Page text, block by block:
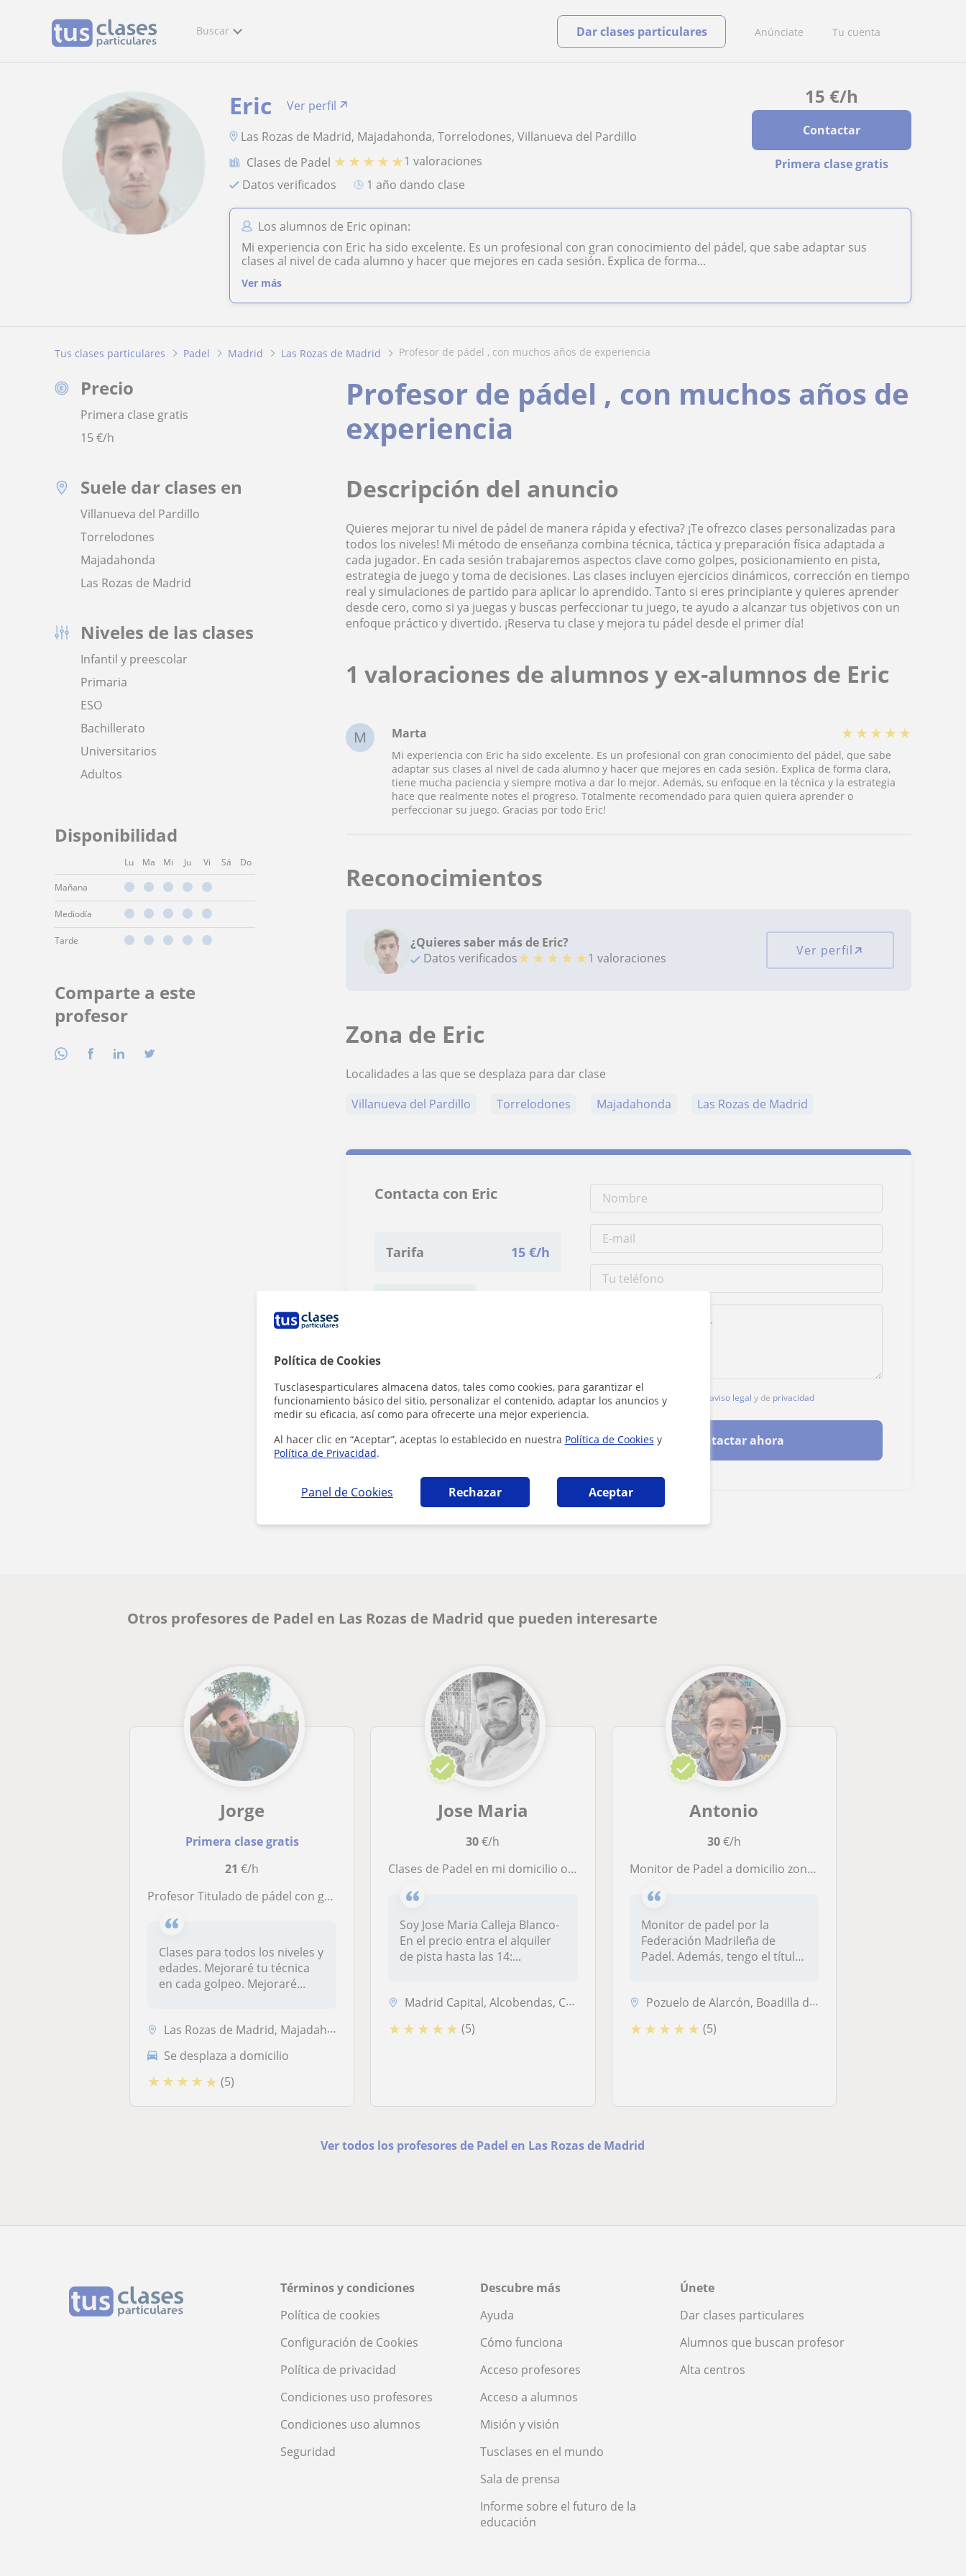
Política de Cookies
Tusclasesparticulares almacena datos, tales como cookies, para garantizar el
funcionamiento básico del sitio, personalizar el contenido, adaptar los anuncios y
medir su eficacia, así como para ofrecerte una mejor experiencia.
Al hacer clic en “Aceptar”, aceptas lo establecido en nuestra Política de Cookies y
Política de Privacidad.
Panel de Cookies Rechazar Aceptar
Buscar Anúnciate Tu cuenta
Dar clases particulares
15 €/h
Contactar
Primera clase gratis
Eric
Ver perfil
Las Rozas de Madrid, Majadahonda, Torrelodones, Villanueva del Pardillo
Clases de Padel ★ ★ ★ ★ ★1 valoraciones
Datos verificados
1 año dando clase
Los alumnos de Eric opinan:
Mi experiencia con Eric ha sido excelente. Es un profesional con gran conocimiento del pádel, que sabe adaptar sus
clases al nivel de cada alumno y hacer que mejores en cada sesión. Explica de forma...
Ver más
Tus clases particulares Padel Madrid Las Rozas de Madrid profesor de pádel , con muchos años de experiencia
Precio
Primera clase gratis
15€/h
Suele dar clases en
Villanueva del Pardillo
Torrelodones
Majadahonda
Las Rozas de Madrid
Niveles de las clases
Infantil y preescolar
Primaria
ESO
Bachillerato
Universitarios
Adultos
Disponibilidad
Lu Ma Mi Ju Vi Sá Do
Mañana
Mediodía
Tarde
Comparte a este
profesor
Profesor de pádel , con muchos años de
experiencia
Descripción del anuncio
Quieres mejorar tu nivel de pádel de manera rápida y efectiva? ¡Te ofrezco clases personalizadas para
todos los niveles! Mi método de enseñanza combina técnica, táctica y preparación física adaptada a
cada jugador. En cada sesión trabajaremos aspectos clave como golpes, posicionamiento en pista,
estrategia de juego y toma de decisiones. Las clases incluyen ejercicios dinámicos, corrección en tiempo
real y simulaciones de partido para aplicar lo aprendido. Tanto si eres principiante y quieres aprender
desde cero, como si ya juegas y buscas perfeccionar tu juego, te ayudo a alcanzar tus objetivos con un
enfoque práctico y divertido. ¡Reserva tu clase y mejora tu pádel desde el primer día!
1 valoraciones de alumnos y ex-alumnos de Eric
M Marta ★ ★ ★ ★ ★
Mi experiencia con Eric ha sido excelente. Es un profesional con gran conocimiento del pádel, que sabe
adaptar sus clases al nivel de cada alumno y hacer que mejores en cada sesión. Explica de forma clara,
tiene mucha paciencia y siempre motiva a dar lo mejor. Además, su enfoque en la técnica y la estrategia
hace que realmente notes el progreso. Totalmente recomendado para quien quiera aprender o
perfeccionar su juego. Gracias por todo Eric!
Reconocimientos
¿Quieres saber más de Eric?
Datos verificados★ ★ ★ ★ ★1 valoraciones Ver perfil
Zona de Eric
Localidades a las que se desplaza para dar clase
Villanueva del Pardillo
Torrelodones Majadahonda Las Rozas de Madrid
Contacta con Eric
Tarifa 15 €/h
Al hacer clic, aceptas nuestro aviso legal y de privacidad
Contactar ahora
Otros profesores de Padel en Las Rozas de Madrid que pueden interesarte
Jorge
Primera clase gratis
21 €/h
Profesor Titulado de pádel con gran experiencia (Más de 10 años impartiendo clase). Clases para todos los niveles y edades
Clases para todos los niveles y
edades. Mejoraré tu técnica
en cada golpeo. Mejoraré...
Las Rozas de Madrid, Majadahonda, Torrelodones, Villanueva del Pardill...
Se desplaza a domicilio
★ ★ ★ ★ ★ (5)
Jose Maria
30€/h
Clases de Padel en mi domicilio o en tu domicilio en Madrid
Soy Jose Maria Calleja Blanco-
En el precio entra el alquiler
de pista hasta las 14:...
Madrid Capital, Alcobendas, Coslada, Paracuellos de Jarama, Boadilla d...
★ ★ ★ ★ ★ (5)
Antonio
30€/h
Monitor de Padel a domicilio zona Noroeste
Monitor de padel por la
Federación Madrileña de
Padel. Además, tengo el título
Pozuelo de Alarcón, Boadilla del Monte, Las Rozas de Madrid, Majadahon...
★ ★ ★ ★ ★ (5)
Ver todos los profesores de Padel en Las Rozas de Madrid
Términos y condiciones
Política de cookies
Configuración de Cookies
Política de privacidad
Condiciones uso profesores
Condiciones uso alumnos
Seguridad
Descubre más
Ayuda
Cómo funciona
Acceso profesores
Acceso a alumnos
Misión y visión
Tusclases en el mundo
Sala de prensa
Informe sobre el futuro de la
educación
Únete
Dar clases particulares
Alumnos que buscan profesor
Alta centros